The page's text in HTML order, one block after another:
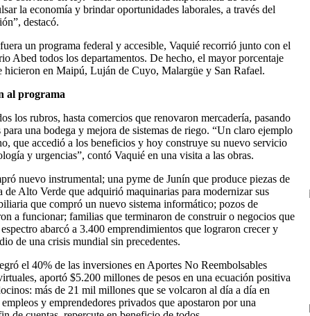
la economía y brindar oportunidades laborales, a través del
destacó.
un programa federal y accesible, Vaquié recorrió junto con el
Abed todos los departamentos. De hecho, el mayor porcentaje
hicieron en Maipú, Luján de Cuyo, Malargüe y San Rafael.
al programa
los rubros, hasta comercios que renovaron mercadería, pasando
una bodega y mejora de sistemas de riego. “Un claro ejemplo
que accedió a los beneficios y hoy construye su nuevo servicio
y urgencias”, contó Vaquié en una visita a las obras.
nuevo instrumental; una pyme de Junín que produce piezas de
de Alto Verde que adquirió maquinarias para modernizar sus
que compró un nuevo sistema informático; pozos de
a funcionar; familias que terminaron de construir o negocios que
abarcó a 3.400 emprendimientos que lograron crecer y
de una crisis mundial sin precedentes.
el 40% de las inversiones en Aportes No Reembolsables
aportó $5.200 millones de pesos en una ecuación positiva
más de 21 mil millones que se volcaron al día a día en
y emprendedores privados que apostaron por una